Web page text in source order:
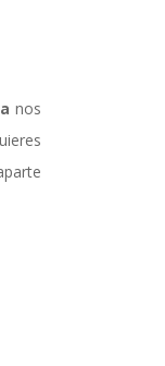
nos